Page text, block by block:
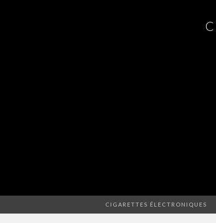
CIGARETTES ÉLECTRONIQUES